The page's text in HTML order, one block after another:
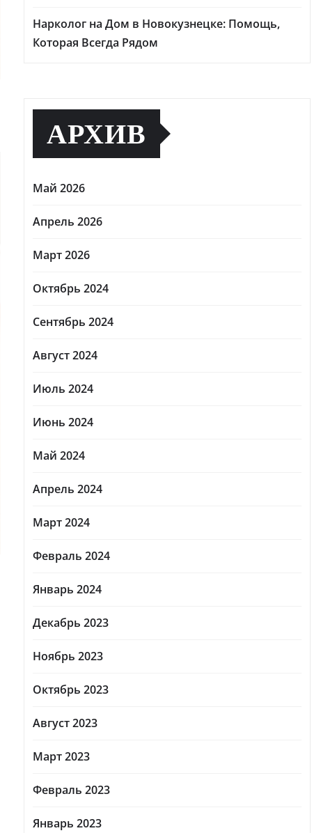
Нарколог на Дом в Новокузнецке: Помощь,
Которая Всегда Рядом
АРХИВ
Май 2026
Апрель 2026
Март 2026
Октябрь 2024
Сентябрь 2024
Август 2024
Июль 2024
Июнь 2024
Май 2024
Апрель 2024
Март 2024
Февраль 2024
Январь 2024
Декабрь 2023
Ноябрь 2023
Октябрь 2023
Август 2023
Март 2023
Февраль 2023
Январь 2023